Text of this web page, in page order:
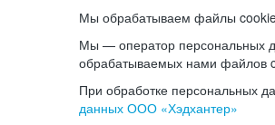
Мы обрабатываем файлы cookie
Мы — оператор персональных
обрабатываемых нами файлов
При обработке персональных
данных ООО «Хэдхантер»